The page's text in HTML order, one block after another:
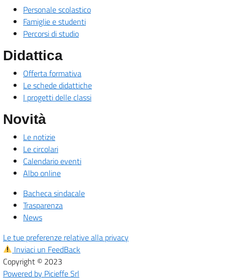
Personale scolastico
Famiglie e studenti
Percorsi di studio
Didattica
Offerta formativa
Le schede didattiche
I progetti delle classi
Novità
Le notizie
Le circolari
Calendario eventi
Albo online
Bacheca sindacale
Trasparenza
News
Le tue preferenze relative alla privacy
Inviaci un FeedBack
Copyright © 2023
Powered by Picieffe Srl